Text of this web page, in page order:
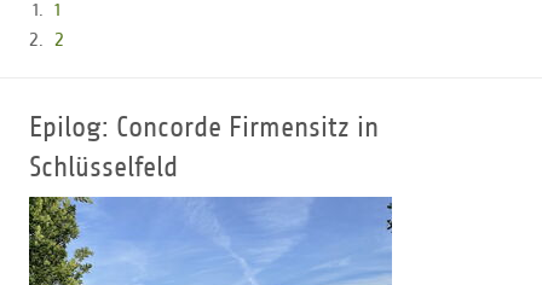
1
2
Epilog: Concorde Firmensitz in
Schlüsselfeld